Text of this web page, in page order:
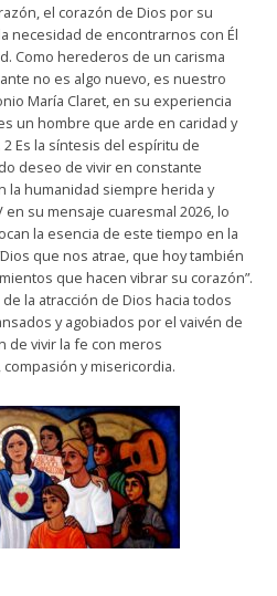
el corazón de Dios por su
necesidad de encontrarnos con Él
Como herederos de un carisma
no es algo nuevo, es nuestro
María Claret, en su experiencia
un hombre que arde en caridad y
Es la síntesis del espíritu de
deseo de vivir en constante
la humanidad siempre herida y
en su mensaje cuaresmal 2026, lo
la esencia de este tiempo en la
que nos atrae, que hoy también
que hacen vibrar su corazón”.
la atracción de Dios hacia todos
y agobiados por el vaivén de
de vivir la fe con meros
y misericordia.